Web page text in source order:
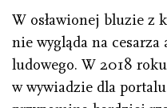
W osławionej bluzie z
nie wygląda na
ludowego. W 2018
w wywiadzie dla